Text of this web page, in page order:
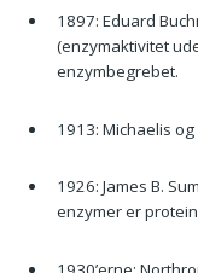
1897: Eduard
(enzymaktivitet
enzymbegrebet.
1913: Michaelis
1926: James B.
enzymer er